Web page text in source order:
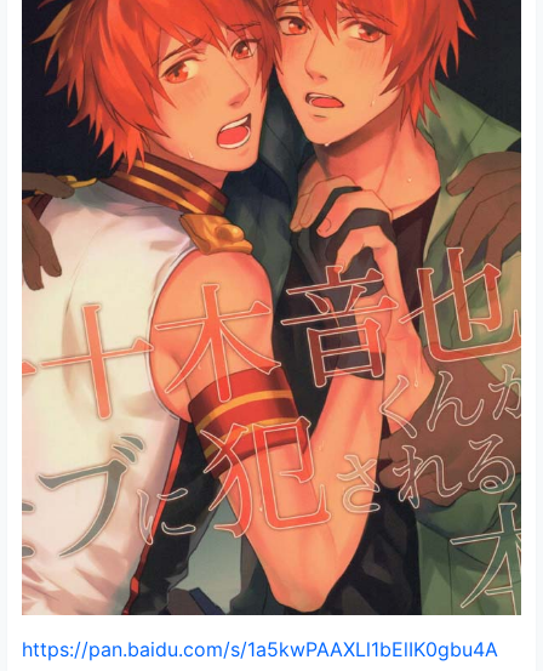
https://pan.baidu.com/s/1a5kwPAAXLl1bElIK0gbu4A